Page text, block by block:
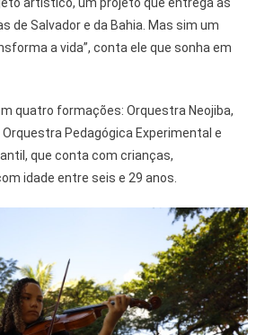
artístico, um projeto que entrega as
de Salvador e da Bahia. Mas sim um
a vida”, conta ele que sonha em
quatro formações: Orquestra Neojiba,
Pedagógica Experimental e
que conta com crianças,
idade entre seis e 29 anos.